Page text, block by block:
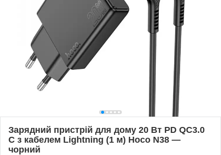
Зарядний пристрій для дому 20 Вт PD QC3.0
C з кабелем Lightning (1 м) Hoco N38 —
чорний